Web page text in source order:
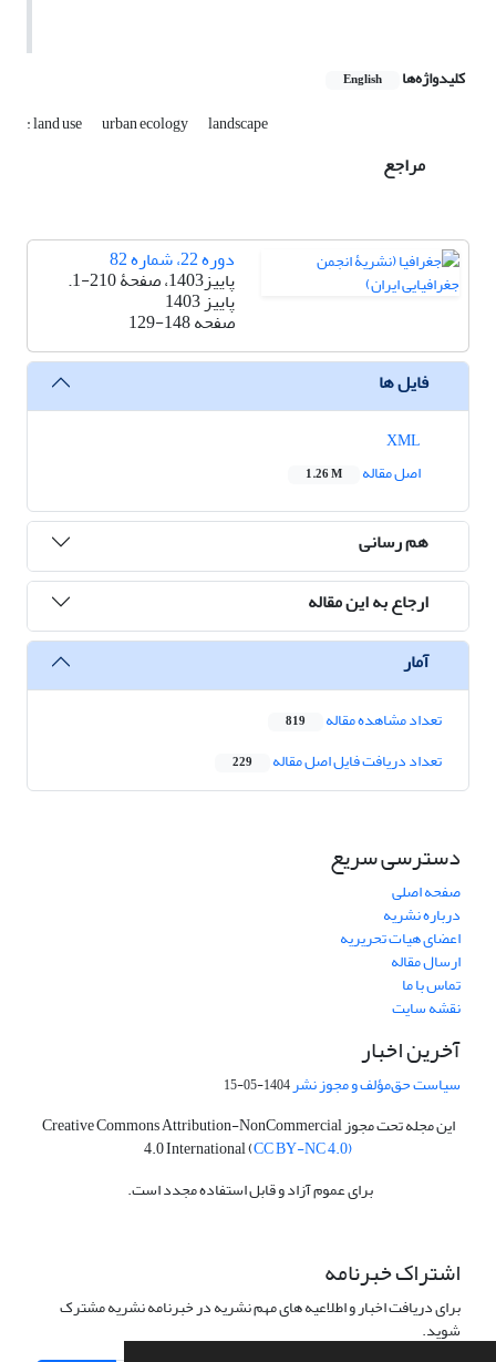
کلیدواژه‌ها English
: land use urban ecology landscape
مراجع
دوره 22، شماره 82
پاییز1403، صفحۀ 210-1.
پاییز 1403
صفحه129-148
فایل ها
اصل مقاله
1.26 M
هم رسانی
ارجاع به این مقاله
آمار
تعداد مشاهده مقاله 819
تعداد دریافت فایل اصل مقاله 229
دسترسی سریع
صفحه اصلی
درباره نشریه
اعضای هیات تحریریه
ارسال مقاله
تماس با ما
نقشه سایت
آخرین اخبار
سیاست حق‌مؤلف و مجوز نشر1404-05-15
این مجله تحت مجوز Creative Commons Attribution-NonCommercial
4.0 International (CC BY-NC 4.0)
برای عموم آزاد و قابل استفاده مجدد است.
اشتراک خبرنامه
برای دریافت اخبار و اطلاعیه های مهم نشریه در خبرنامه نشریه مشترک
شوید.